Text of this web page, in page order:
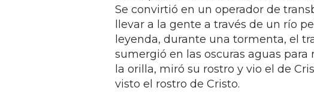
Se convirtió en un operador de
llevar a la gente a través de un río
leyenda, durante una tormenta, el
sumergió en las oscuras aguas
la orilla, miró su rostro y vio el de
visto el rostro de Cristo.